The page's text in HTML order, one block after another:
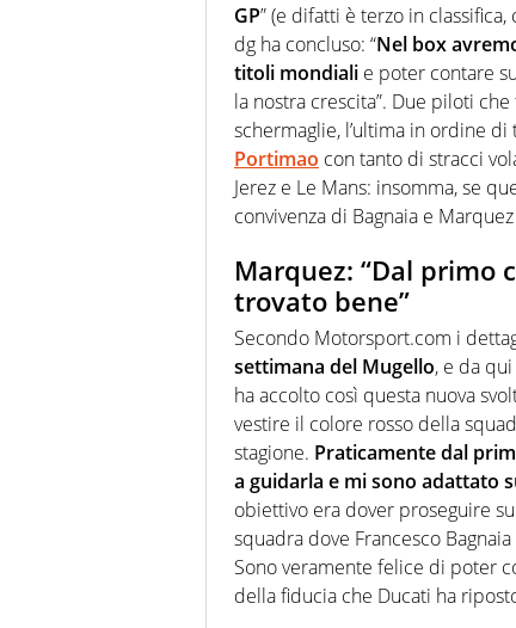
GP” (e difatti è terzo in
dg ha concluso: “Nel box
titoli mondiali e poter contare
la nostra crescita”. Due piloti
schermaglie, l’ultima in ordine
Portimao con tanto di stracci
Jerez e Le Mans: insomma, se
convivenza di Bagnaia e
Marquez: “Dal primo
trovato bene”
Secondo Motorsport.com i
settimana del Mugello, e da
ha accolto così questa nuova
vestire il colore rosso della
stagione. Praticamente dal
a guidarla e mi sono adattato
obiettivo era dover proseguire
squadra dove Francesco
Sono veramente felice di poter
della fiducia che Ducati ha